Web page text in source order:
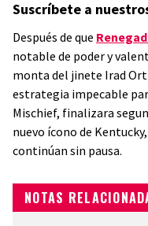
Suscríbete a
Después de que
notable de poder y
monta del jinete Irad
estrategia impecable
Mischief, finalizara
nuevo ícono de
continúan sin pausa.
NOTAS